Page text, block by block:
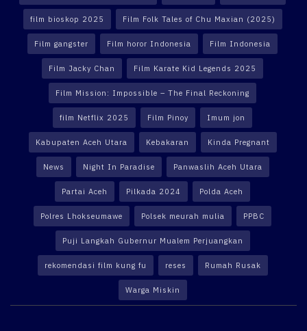
film bioskop 2025 Film Folk Tales of Chu Maxian (2025)
Film gangster Film horor Indonesia Film Indonesia
Film Jacky Chan Film Karate Kid Legends 2025
Film Mission: Impossible – The Final Reckoning
film Netflix 2025 Film Pinoy Imum jon
Kabupaten Aceh Utara Kebakaran Kinda Pregnant
News Night In Paradise Panwaslih Aceh Utara
Partai Aceh Pilkada 2024 Polda Aceh
Polres Lhokseumawe Polsek meurah mulia PPBC
Puji Langkah Gubernur Mualem Perjuangkan
rekomendasi film kung fu reses Rumah Rusak
Warga Miskin